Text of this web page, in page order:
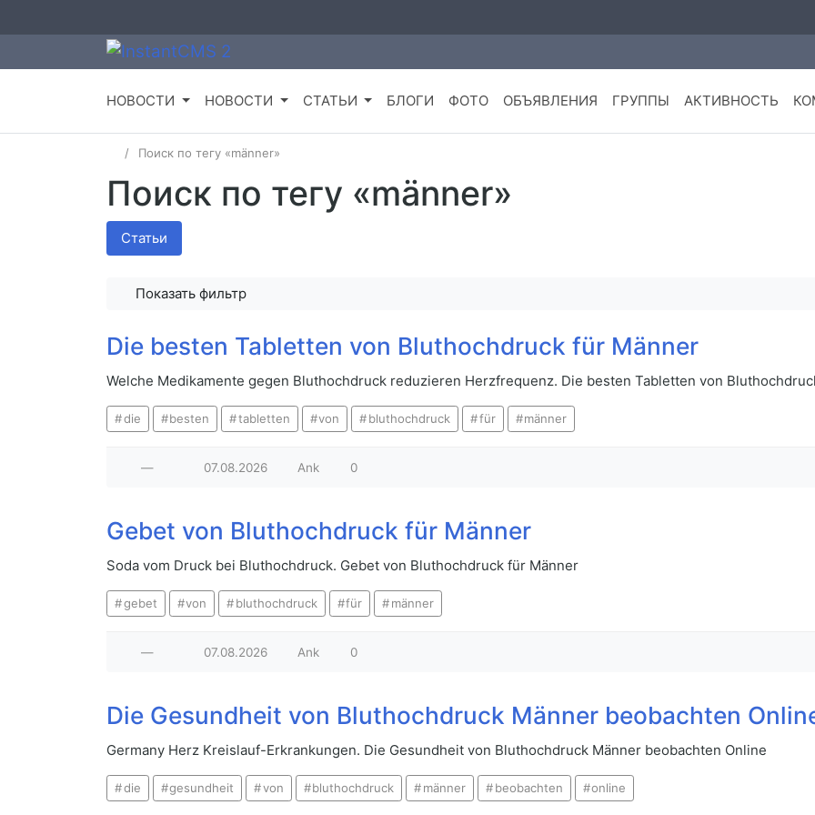
НОВОСТИ НОВОСТИ СТАТЬИ БЛОГИ ФОТО ОБЪЯВЛЕНИЯ ГРУППЫ АКТИВНОСТЬ
Поиск по тегу «männer»
Поиск по тегу «männer»
Статьи
Показать фильтр
Die besten Tabletten von Bluthochdruck für Männer
Welche Medikamente gegen Bluthochdruck reduzieren Herzfrequenz. Die besten Tabletten von
die besten tabletten von bluthochdruck für männer
— 07.08.2026 Ank 0
Gebet von Bluthochdruck für Männer
Soda vom Druck bei Bluthochdruck. Gebet von Bluthochdruck für Männer
gebet von bluthochdruck für männer
— 07.08.2026 Ank 0
Die Gesundheit von Bluthochdruck Männer beobachten
Germany Herz Kreislauf-Erkrankungen. Die Gesundheit von Bluthochdruck Männer beobachten Online
die gesundheit von bluthochdruck männer beobachten online